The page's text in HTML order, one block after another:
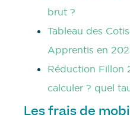
brut ?
Tableau des
Apprentis en
Réduction Fillon
calculer ? quel
Les frais de